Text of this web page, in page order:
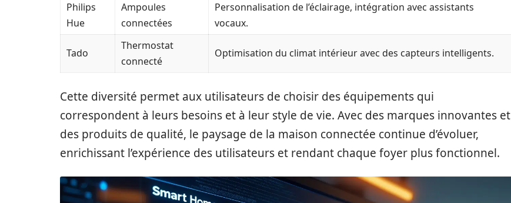
Philips
Hue
Ampoules
connectées
Personnalisation de l’éclairage, intégration avec assistants
vocaux.
Tado
Thermostat
connecté
Optimisation du climat intérieur avec des capteurs intelligents.
Cette diversité permet aux utilisateurs de choisir des équipements qui
correspondent à leurs besoins et à leur style de vie. Avec des marques innovantes et
des produits de qualité, le paysage de la maison connectée continue d’évoluer,
enrichissant l’expérience des utilisateurs et rendant chaque foyer plus fonctionnel.